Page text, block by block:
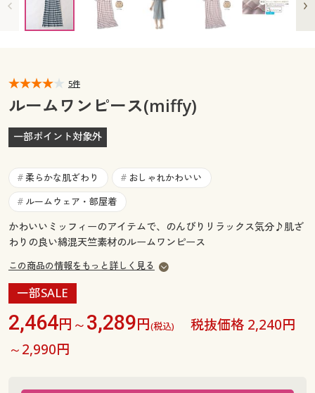
カタログ無料プレゼント
マイページ
閲覧履歴
お気に入り
サポート
ご利用ガイド
よくある質問とお問い合わせ
会員メニュー
閲覧履歴
ご利用ガイド
よくある質問とお問い合わせ
5件
ルームワンピース(miffy)
一部ポイント対象外
# 柔らかな肌ざわり # おしゃれかわいい
# ルームウェア・部屋着
かわいいミッフィーのアイテムで、のんびりリラックス気分♪肌ざ
わりの良い綿混天竺素材のルームワンピース
この商品の情報をもっと詳しく見る
一部SALE
2,464円～3,289円(税込)
税抜価格 2,240円
～2,990円